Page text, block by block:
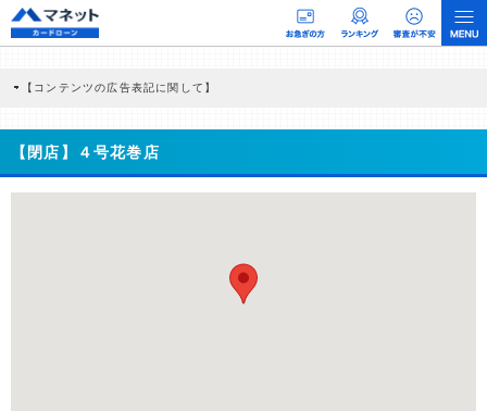
【コンテンツの広告表記に関して】
商品を根拠なくPRするものではなく、当編集部の調査／ユーザーへの口コミ収集な
どに基づき、公平性を担保した情報提供を行っています。
>提携企業一覧
【閉店】４号花巻店